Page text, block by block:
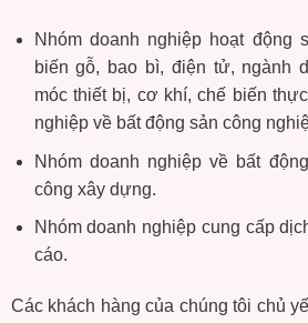
Nhóm doanh nghiệp hoạt động
biến gỗ, bao bì, điện tử, ngành
móc thiết bị, cơ khí, chế biến
nghiệp về bất động sản công
Nhóm doanh nghiệp về bất động
công xây dựng.
Nhóm doanh nghiệp cung cấp
cáo.
Các khách hàng của chúng tôi chủ